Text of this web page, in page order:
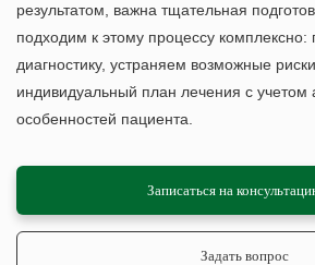
результатом, важна тщательная
подходим к этому процессу комплексно:
диагностику, устраняем возможные
индивидуальный план лечения с учетом
особенностей пациента.
Записаться на
Задать вопрос